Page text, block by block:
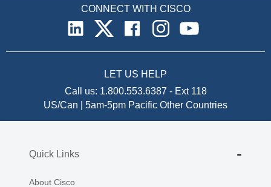
CONNECT WITH CISCO
LET US HELP
Call us: 1.800.553.6387 - Ext 118
US/Can | 5am-5pm Pacific Other Countries